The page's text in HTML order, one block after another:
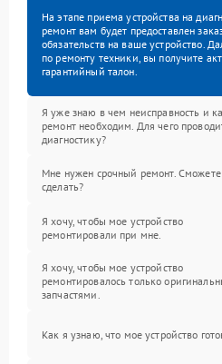
На этапе приема устройства на
ремонт вам будет предоставлен
обязательств на ваше устройство.
по ремонту техники, вы получите
гарантийный талон.
Я уже знаю в чем неисправность и
ремонт необходим. Для чего
диагностику?
Мне нужен срочный ремонт. Сможете
сделать?
Я хочу, чтобы мое устройство
ремонтировали при мне.
Я хочу, чтобы мое устройство
ремонтировалось только
запчастями.
Как я узнаю, что мое устройство